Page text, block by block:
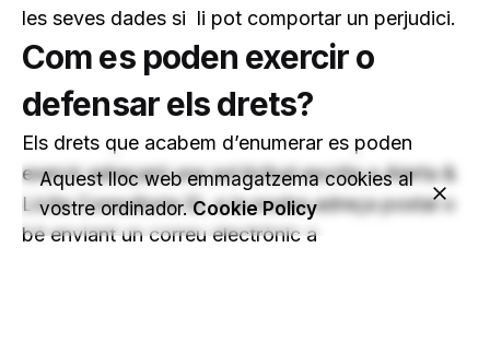
les seves dades si li pot comportar un perjudici.
Com es poden exercir o
defensar els drets?
Els drets que acabem d’enumerar es poden
exercir adreçant una sol·licitud escrita a Alerta &
Licita Consultoria SL a la nostra adreça postal o
bé enviant un correu electrònic a
Aquest lloc web emmagatzema cookies al
vostre ordinador.Cookie Policy